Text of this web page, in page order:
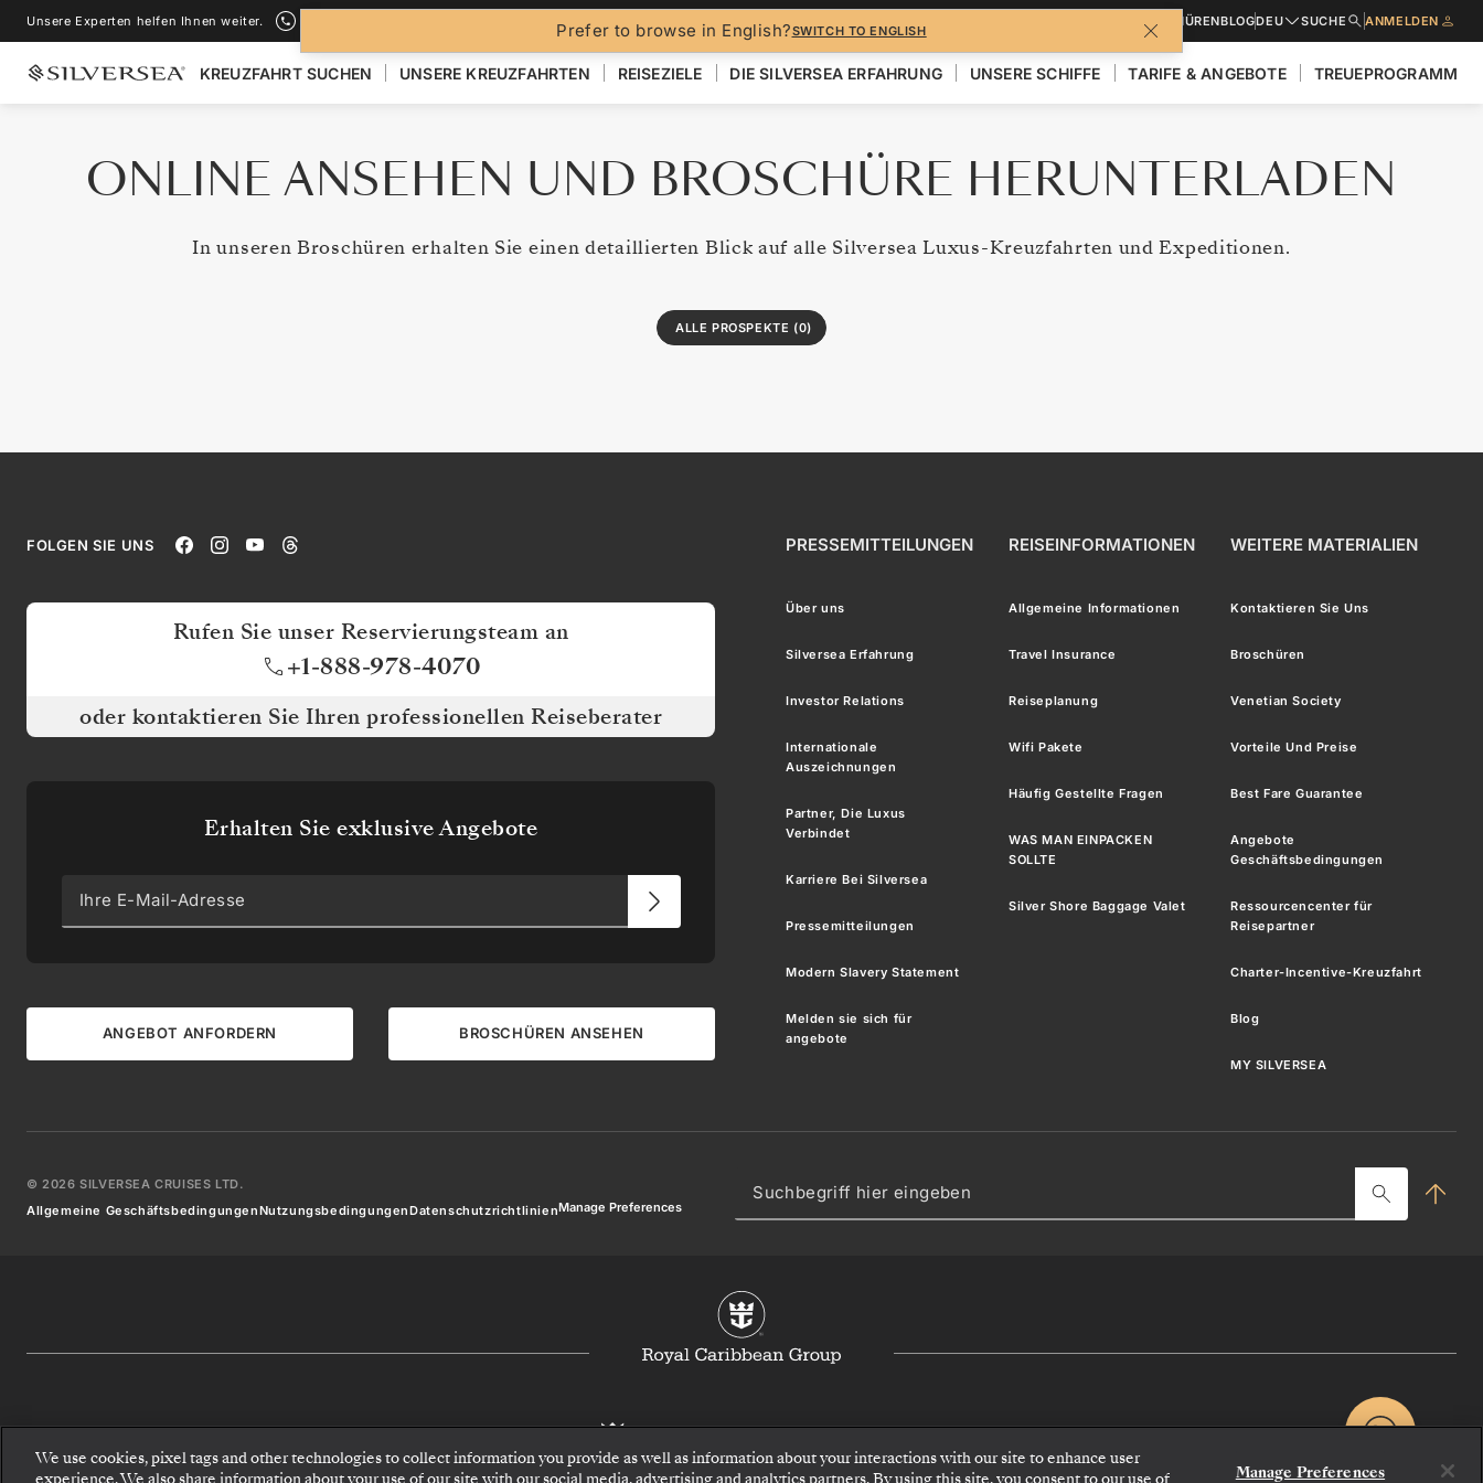
Prefer to browse in English?SWITCH TO ENGLISH
Unsere Experten helfen Ihnen weiter. BROSCHÜRENBLOGDEU SUCHE ANMELDEN
KREUZFAHRT SUCHEN UNSERE KREUZFAHRTEN REISEZIELE DIE SILVERSEA ERFAHRUNG UNSERE SCHIFFE TARIFE & ANGEBOTE TREUEPROGRAMM
ONLINE ANSEHEN UND BROSCHÜRE HERUNTERLADEN
In unseren Broschüren erhalten Sie einen detaillierten Blick auf alle Silversea Luxus-Kreuzfahrten und Expeditionen.
ALLE PROSPEKTE (0)
FOLGEN SIE UNS
Rufen Sie unser Reservierungsteam an
+1-888-978-4070
oder kontaktieren Sie Ihren professionellen Reiseberater
Erhalten Sie exklusive Angebote
ANGEBOT ANFORDERN BROSCHÜREN ANSEHEN
PRESSEMITTEILUNGEN
Über uns
Silversea Erfahrung
Investor Relations
Internationale
Auszeichnungen
Partner, Die Luxus
Verbindet
Karriere Bei Silversea
Pressemitteilungen
Modern Slavery Statement
Melden sie sich für
angebote
REISEINFORMATIONEN
Allgemeine Informationen
Travel Insurance
Reiseplanung
Wifi Pakete
Häufig Gestellte Fragen
WAS MAN EINPACKEN
SOLLTE
Silver Shore Baggage Valet
WEITERE MATERIALIEN
Kontaktieren Sie Uns
Broschüren
Venetian Society
Vorteile Und Preise
Best Fare Guarantee
Angebote
Geschäftsbedingungen
Ressourcencenter für
Reisepartner
Charter-Incentive-Kreuzfahrt
Blog
MY SILVERSEA
©2026 SILVERSEA CRUISES LTD.
Allgemeine GeschäftsbedingungenNutzungsbedingungenDatenschutzrichtlinienManage Preferences
KONTAKTIEREN SIE UNS
Navigated to ONLINE ANSEHEN UND BROSCHÜRE HERUNTERLADEN
We use cookies, pixel tags and other technologies to collect information you provide as well as information about your interactions with our site to enhance user
Manage Preferences